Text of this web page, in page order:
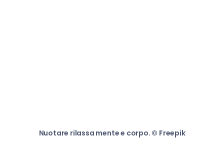
Nuotare rilassa mente e corpo. © Freepik